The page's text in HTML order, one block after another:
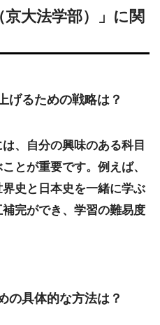
京大法学部）」に関
げるための戦略は？
、自分の興味のある科目
とが重要です。例えば、
史と日本史を一緒に学ぶ
完ができ、学習の難易度
の具体的な方法は？